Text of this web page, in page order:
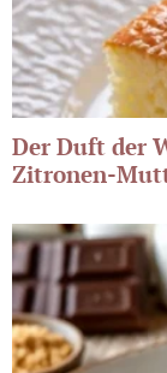
Der Duft der
Zitronen-